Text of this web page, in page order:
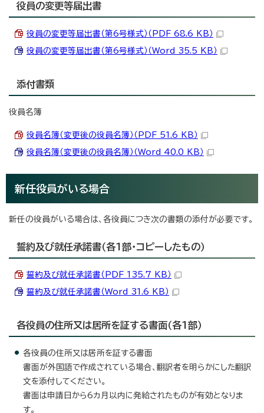
役員の変更等届出書
役員の変更等届出書（第6号様式）（PDF 68.6 KB）
役員の変更等届出書（第6号様式）（Word 35.5 KB）
添付書類
役員名簿
役員名簿（変更後の役員名簿）（PDF 51.6 KB）
役員名簿（変更後の役員名簿）（Word 40.0 KB）
新任役員がいる場合
新任の役員がいる場合は、各役員につき次の書類の添付が必要です。
誓約及び就任承諾書（各1部・コピーしたもの）
誓約及び就任承諾書（PDF 135.7 KB）
誓約及び就任承諾書（Word 31.6 KB）
各役員の住所又は居所を証する書面（各1部）
各役員の住所又は居所を証する書面
書面が外国語で作成されている場合、翻訳者を明らかにした翻訳
文を添付してください。
書面は申請日から6カ月以内に発給されたものが有効となりま
す。